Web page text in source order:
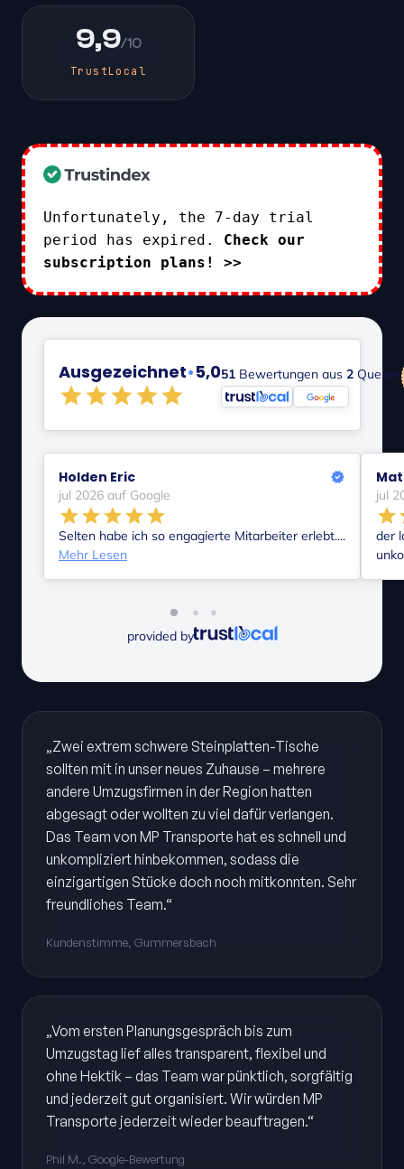
9,9/10
TrustLocal
Unfortunately, the 7-day trial
period has expired. Check our
subscription plans! >>
Ausgezeichnet•5,051 Bewertungen aus 2 Quellen
Holden Eric
jul 2026 auf Google
Selten habe ich so engagierte Mitarbeiter erlebt....
Mehr Lesen
jul
der
provided by
„Zwei extrem schwere Steinplatten-Tische
sollten mit in unser neues Zuhause – mehrere
andere Umzugsfirmen in der Region hatten
abgesagt oder wollten zu viel dafür verlangen.
Das Team von MP Transporte hat es schnell und
unkompliziert hinbekommen, sodass die
einzigartigen Stücke doch noch mitkonnten. Sehr
freundliches Team.“
Kundenstimme, Gummersbach
„Vom ersten Planungsgespräch bis zum
Umzugstag lief alles transparent, flexibel und
ohne Hektik – das Team war pünktlich, sorgfältig
und jederzeit gut organisiert. Wir würden MP
Transporte jederzeit wieder beauftragen.“
Phil M., Google-Bewertung